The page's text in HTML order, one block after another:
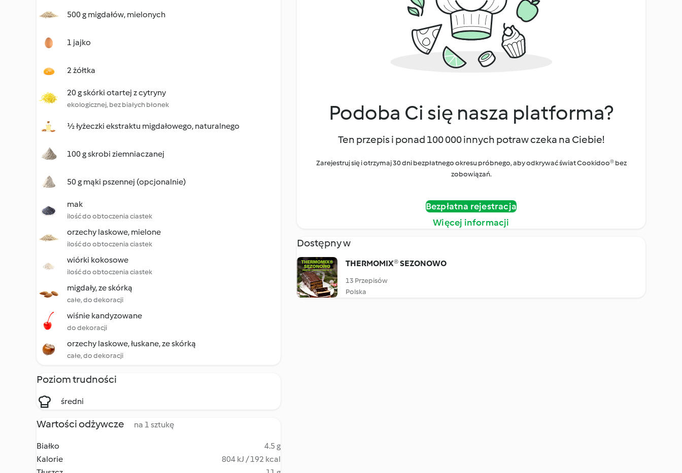
500 g migdałów, mielonych
1 jajko
2 żółtka
20 g skórki otartej z cytryny
ekologicznej, bez białych błonek
½ łyżeczki ekstraktu migdałowego, naturalnego
100 g skrobi ziemniaczanej
50 g mąki pszennej (opcjonalnie)
mak
ilość do obtoczenia ciastek
orzechy laskowe, mielone
ilość do obtoczenia ciastek
wiórki kokosowe
ilość do obtoczenia ciastek
migdały, ze skórką
całe, do dekoracji
wiśnie kandyzowane
do dekoracji
orzechy laskowe, łuskane, ze skórką
całe, do dekoracji
Poziom trudności
średni
Wartości odżywcze na 1 sztukę
Białko
4.5 g
Kalorie
804 kJ / 192 kcal
Podoba Ci się nasza platforma?
Ten przepis i ponad 100 000 innych potraw czeka na Ciebie!
Zarejestruj się i otrzymaj 30 dni bezpłatnego okresu próbnego, aby odkrywać świat Cookidoo® bez
zobowiązań.
Bezpłatna rejestracja
Więcej informacji
Dostępny w
THERMOMIX® SEZONOWO
13 Przepisów
Polska